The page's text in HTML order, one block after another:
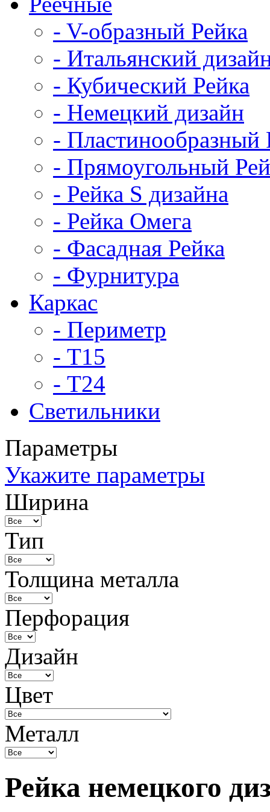
- V-образный Рейка
- Итальянский
- Кубический Рейка
- Немецкий дизайн
- Пластинообразный
- Прямоугольный
- Рейка S дизайна
- Рейка Омега
- Фасадная Рейка
- Фурнитура
Каркас
- Периметр
- Т15
- Т24
Светильники
Параметры
Укажите параметры
Ширина
Тип
Толщина металла
Перфорация
Дизайн
Цвет
Металл
Рейка немецкого